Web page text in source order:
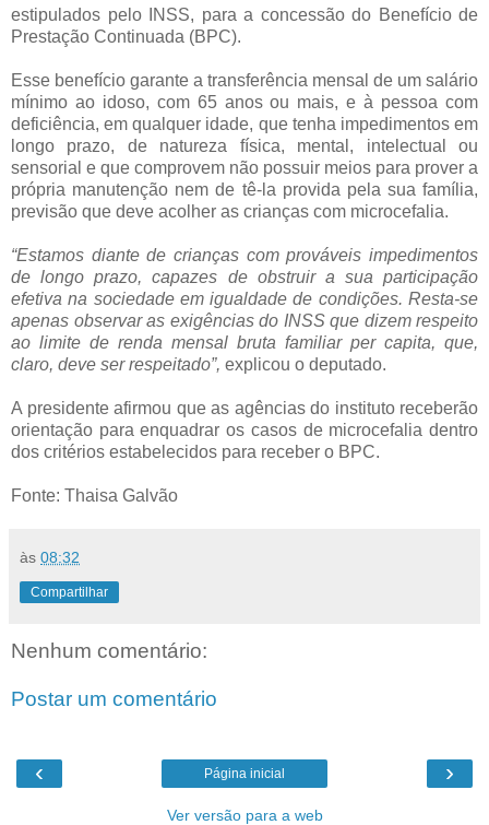
estipulados pelo INSS, para a concessão do Benefício de
Prestação Continuada (BPC).
Esse benefício garante a transferência mensal de um salário
mínimo ao idoso, com 65 anos ou mais, e à pessoa com
deficiência, em qualquer idade, que tenha impedimentos em
longo prazo, de natureza física, mental, intelectual ou
sensorial e que comprovem não possuir meios para prover a
própria manutenção nem de tê-la provida pela sua família,
previsão que deve acolher as crianças com microcefalia.
“Estamos diante de crianças com prováveis impedimentos
de longo prazo, capazes de obstruir a sua participação
efetiva na sociedade em igualdade de condições. Resta-se
apenas observar as exigências do INSS que dizem respeito
ao limite de renda mensal bruta familiar per capita, que,
claro, deve ser respeitado”, explicou o deputado.
A presidente afirmou que as agências do instituto receberão
orientação para enquadrar os casos de microcefalia dentro
dos critérios estabelecidos para receber o BPC.
Fonte: Thaisa Galvão
às 08:32
Compartilhar
Nenhum comentário:
Postar um comentário
‹ ›
Página inicial
Ver versão para a web